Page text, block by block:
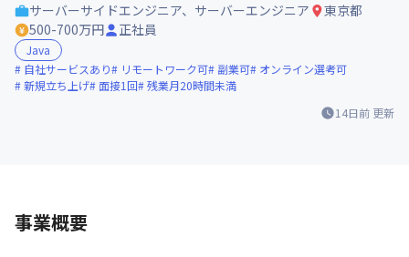
14日前 更新
サーバーサイドエンジニア、サーバーエンジニア
東京都
500-700万円
正社員
Java
自社サービスあり
リモートワーク可 副業可
オンライン選考可
新規立ち上げ
面接1回 残業月20時間未満
事業概要